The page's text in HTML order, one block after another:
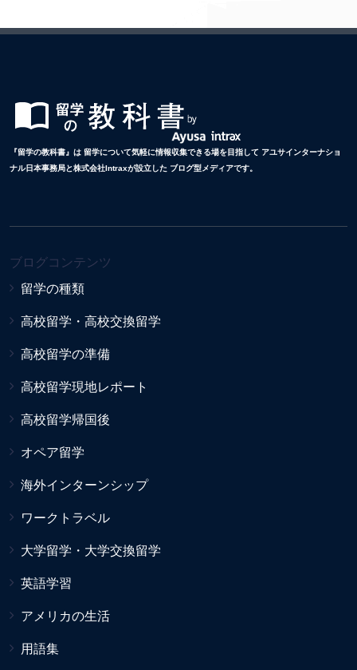
『留学の教科書』は 留学について気軽に情報収集できる場を目指して アユサインターナショ
ナル日本事務局と株式会社Intraxが設立した ブログ型メディアです。
ブログコンテンツ
留学の種類
高校留学・高校交換留学
高校留学の準備
高校留学現地レポート
高校留学帰国後
オペア留学
海外インターンシップ
ワークトラベル
大学留学・大学交換留学
英語学習
アメリカの生活
用語集